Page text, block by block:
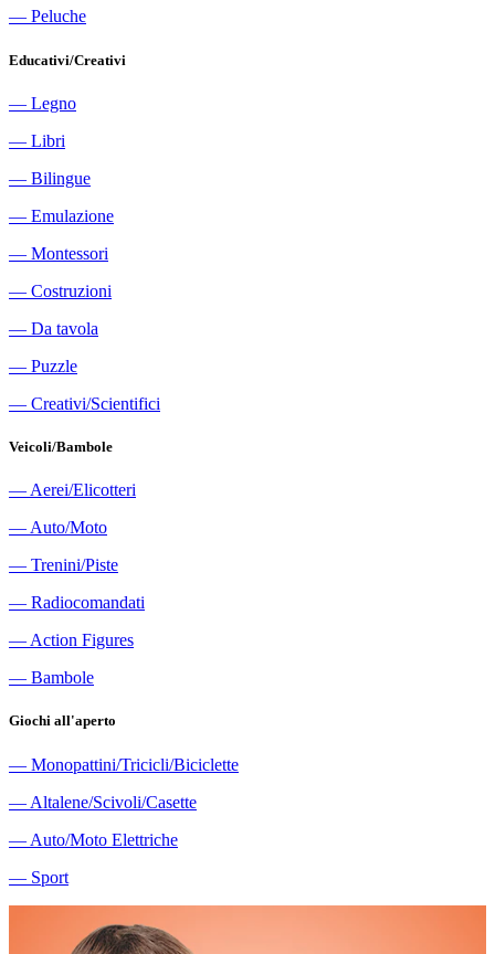
― Peluche
Educativi/Creativi
― Legno
― Libri
― Bilingue
― Emulazione
― Montessori
― Costruzioni
― Da tavola
― Puzzle
― Creativi/Scientifici
Veicoli/Bambole
― Aerei/Elicotteri
― Auto/Moto
― Trenini/Piste
― Radiocomandati
― Action Figures
― Bambole
Giochi all'aperto
― Monopattini/Tricicli/Biciclette
― Altalene/Scivoli/Casette
― Auto/Moto Elettriche
― Sport